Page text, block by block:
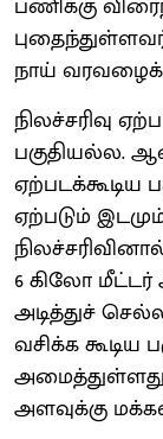
நாய்
நிலச்சரிவு
பகுதியல்ல.
ஏற்படக்கூடிய
ஏற்படும்
6 கிலோ மீட்டர்
அடித்துச்
வசிக்க கூடிய
அளவுக்கு